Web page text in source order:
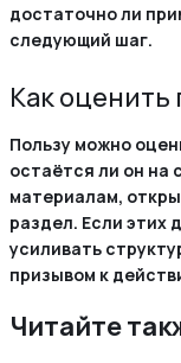
достаточно ли
следующий шаг.
Как оценить
Пользу можно
остаётся ли он на
материалам,
раздел. Если этих
усиливать
призывом к
Читайте